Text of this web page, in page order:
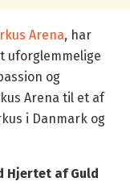
Arena, har
uforglemmelige
og
Arena til et af
i Danmark og
Hjertet af Guld